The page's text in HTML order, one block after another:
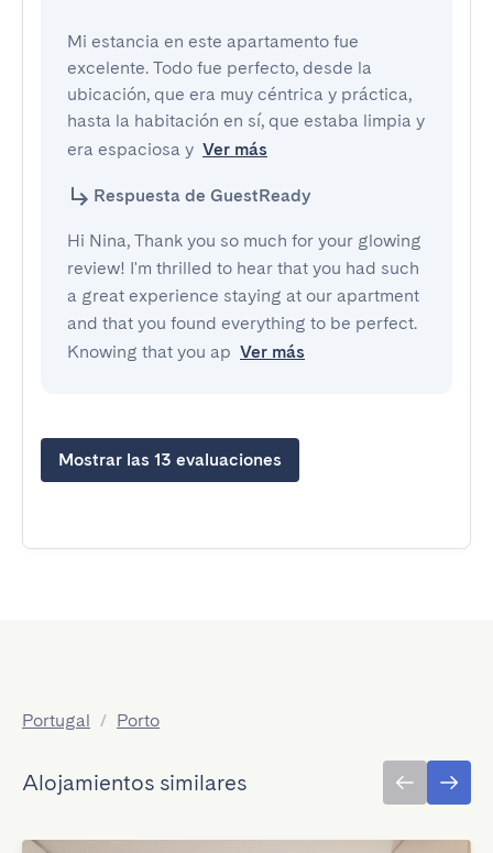
Mi estancia en este apartamento fue
excelente. Todo fue perfecto, desde la
ubicación, que era muy céntrica y práctica,
hasta la habitación en sí, que estaba limpia y
era espaciosa y Ver más
Respuesta de GuestReady
Hi Nina, Thank you so much for your glowing
review! I'm thrilled to hear that you had such
a great experience staying at our apartment
and that you found everything to be perfect.
Knowing that you ap Ver más
Mostrar las 13 evaluaciones
Portugal / Porto
Alojamientos similares